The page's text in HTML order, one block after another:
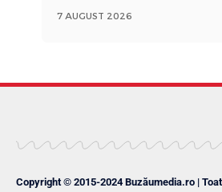
7 AUGUST 2026
Copyright © 2015-2024 Buzăumedia.ro |